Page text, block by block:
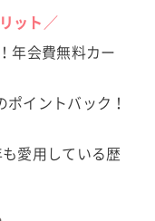
ット／
年会費無料カー
イントバック！
愛用している歴